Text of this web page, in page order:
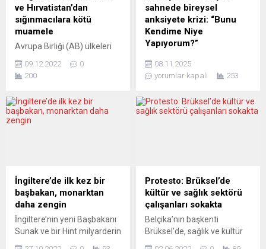
duyurdu. Bakanlıktan
yapılan açıklamada,
Kayman...
hayalleri yatıyor” dediler. Bir
Avrupa haber portalı olan
Yeni Posta’nın YouTube
kanalındaki yeni...
ve Hırvatistan’dan
sığınmacılara kötü
muamele
Avrupa Birliği (AB) ülkeleri
Hırvatistan’ın sığınmacılara
kötü muamele yaptıkları
Spiegel dergisinin, yayın
kuruluşları Lighthouse
haberde, Avrupa’ya iltica
etmek isteyen Afgan ve
Suriyeli sığınmacıların kötü
muameleye maruz
bırakıldıkları ve...
09.12.2022
0
200
sahnede bireysel
anksiyete krizi: “Bunu
Kendime Niye
Yapıyorum?”
beş şehrinde aynı soru
sorulacak: “Bunu Kendime
yazarı Melikşah Altuntaş,
kendi iç hesaplaşmalarını,
krizine dönüştürüyor.
Stand-up ile performans
sanatının kesiştiği bu anlatı,
hem bireysel hem toplumsal
düzlemde modern insanın
tedirginliğini sahneye
08.11.2025
yorumlar kapalı
253
İngiltere’de ilk kez bir
başbakan, monarktan
daha zengin
İngiltere’nin yeni Başbakanı
Sunak ve bir Hint milyarderin
Protesto: Brüksel’de
kültür ve sağlık sektörü
çalışanları sokakta
Belçika’nın başkenti
Brüksel’de, sağlık ve kültür